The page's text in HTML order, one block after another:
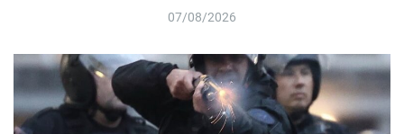
07/08/2026